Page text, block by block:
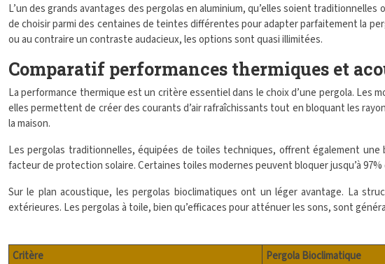
L’un des grands avantages des pergolas en aluminium, qu’elles soient
de choisir parmi des centaines de teintes différentes pour adapter parfaitement la
ou au contraire un contraste audacieux, les options sont quasi illimitées.
Comparatif performances thermiques et
La performance thermique est un critère essentiel dans le choix d’une pergola.
elles permettent de créer des courants d’air rafraîchissants tout en bloquant les
la maison.
Les pergolas traditionnelles, équipées de toiles techniques, offrent également
facteur de protection solaire. Certaines toiles modernes peuvent bloquer jusqu’à
Sur le plan acoustique, les pergolas bioclimatiques ont un léger avantage. La
extérieures. Les pergolas à toile, bien qu’efficaces pour atténuer les sons, sont
Critère Pergola Bioclimatique